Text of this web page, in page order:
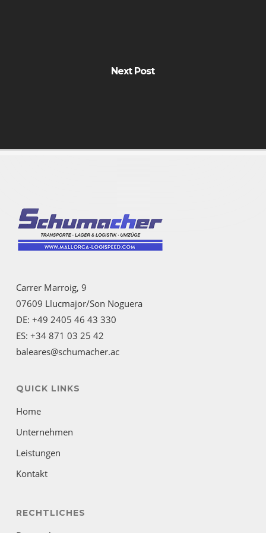
Next Post
Carrer Marroig, 9
07609 Llucmajor/Son Noguera
DE: +49 2405 46 43 330
ES: +34 871 03 25 42
baleares@schumacher.ac
QUICK LINKS
Home
Unternehmen
Leistungen
Kontakt
RECHTLICHES